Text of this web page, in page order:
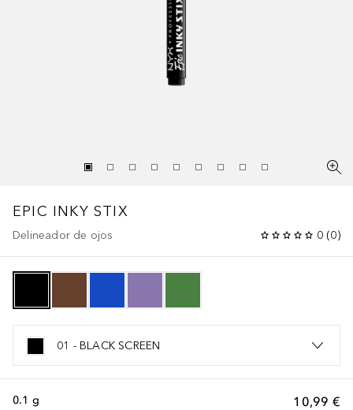
EPIC INKY STIX
Delineador de ojos 0 (0)
01 - BLACK SCREEN
10,99 €
0.1 g